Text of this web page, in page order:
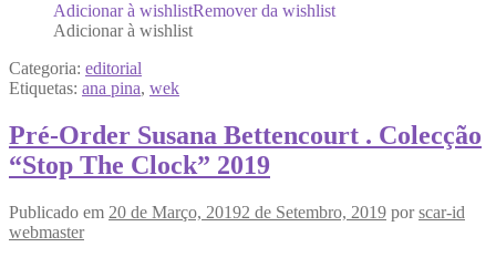
Adicionar à wishlistRemover da wishlist
Adicionar à wishlist
Categoria: editorial
Etiquetas: ana pina, wek
Pré-Order Susana Bettencourt . Colecção
“Stop The Clock” 2019
Publicado em 20 de Março, 20192 de Setembro, 2019 porscar-id
webmaster